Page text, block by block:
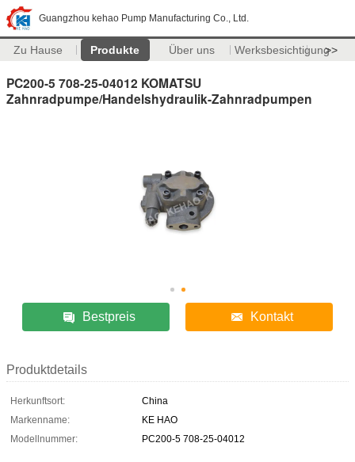
Guangzhou kehao Pump Manufacturing Co., Ltd.
Zu Hause Produkte Über uns Werksbesichtigung>>
PC200-5 708-25-04012 KOMATSU
Zahnradpumpe/Handelshydraulik-Zahnradpumpen
Bestpreis Kontakt
Produktdetails
Herkunftsort:
China
Markenname:
KE HAO
Modellnummer:
PC200-5 708-25-04012